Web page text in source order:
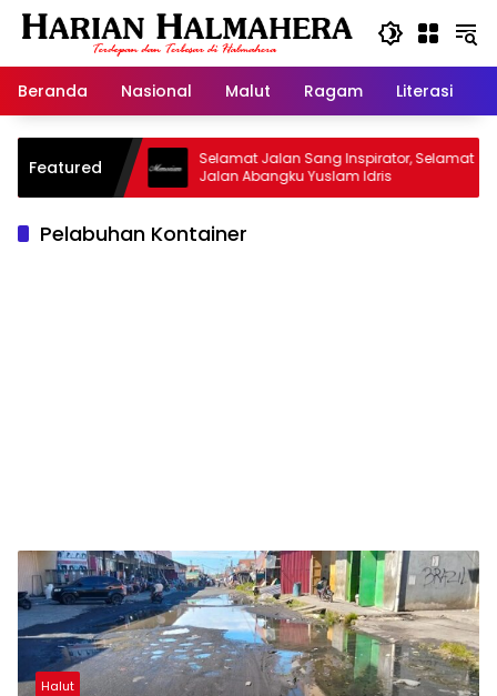
Langsung
Beranda
Nasional Malut Ragam Literasi
Featured
Warisan
Selamat Jalan Sang Inspirator, Selamat
Jalan Abangku Yuslam Idris
Pelabuhan Kontainer
Halut